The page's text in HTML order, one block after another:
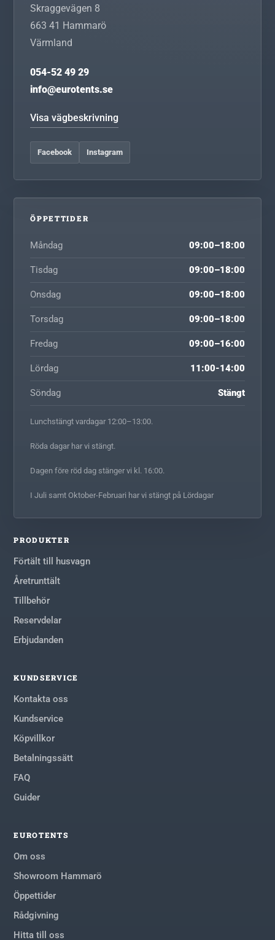
PRODUKTER
Förtält till husvagn
Åretrunttält
Tillbehör
Reservdelar
Erbjudanden
KUNDSERVICE
Kontakta oss
Kundservice
Köpvillkor
Betalningssätt
FAQ
Guider
EUROTENTS
Om oss
Showroom Hammarö
Öppettider
Rådgivning
Hitta till oss
Skraggevägen 8
663 41 Hammarö
Värmland
054-52 49 29
info@eurotents.se
Visa vägbeskrivning
Facebook Instagram
ÖPPETTIDER
Måndag 09:00–18:00
Tisdag 09:00–18:00
Onsdag 09:00–18:00
Torsdag 09:00–18:00
Fredag 09:00–16:00
Lördag 11:00-14:00
Söndag Stängt
Lunchstängt vardagar 12:00–13:00.
Röda dagar har vi stängt.
Dagen före röd dag stänger vi kl. 16:00.
I Juli samt Oktober-Februari har vi stängt på Lördagar